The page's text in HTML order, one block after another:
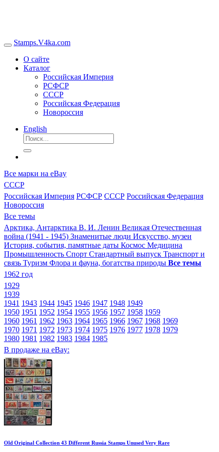
Stamps.V4ka.com
О сайте
Каталог
Российская Империя
РСФСР
СССР
Российская Федерация
Новороссия
English
Все марки на eBay
СССР
Российская Империя РСФСР СССР Российская Федерация
Новороссия
Все темы
Арктика, Антарктика В. И. Ленин Великая Отечественная
война (1941 - 1945) Знаменитые люди Искусство, музеи
История, события, памятные даты Космос Медицина
Промышленность Спорт Стандартный выпуск Транспорт и
связь Туризм Флора и фауна, богатства природы Все темы
1962 год
1929
1939
1941 1943 1944 1945 1946 1947 1948 1949
1950 1951 1952 1954 1955 1956 1957 1958 1959
1960 1961 1962 1963 1964 1965 1966 1967 1968 1969
1970 1971 1972 1973 1974 1975 1976 1977 1978 1979
1980 1981 1982 1983 1984 1985
В продаже на eBay:
Old Original Collection 43 Different Russia Stamps Unused Very Rare